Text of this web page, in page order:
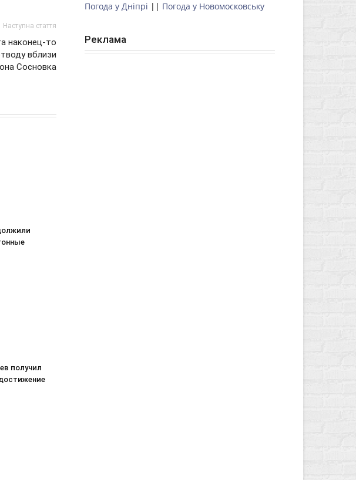
Наступна стаття
наконец-то
вблизи
Сосновка
получил
Погода у Дніпрі || Погода у Новомосковську
Реклама